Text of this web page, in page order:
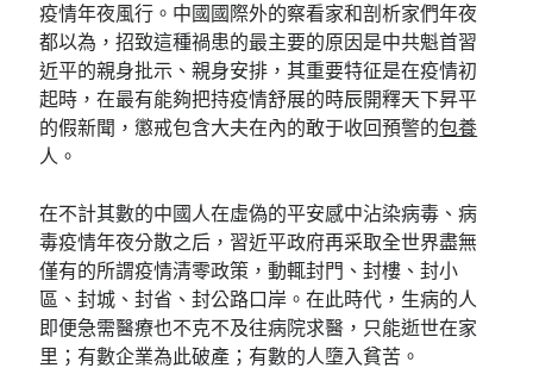
疫情年夜風行。中國國際外的察看家和剖析家們年夜
都以為，招致這種禍患的最主要的原因是中共魁首習
近平的親身批示、親身安排，其重要特征是在疫情初
起時，在最有能夠把持疫情舒展的時辰開釋天下昇平
的假新聞，懲戒包含大夫在內的敢于收回預警的包養
人。
在不計其數的中國人在虛偽的平安感中沾染病毒、病
毒疫情年夜分散之后，習近平政府再采取全世界盡無
僅有的所謂疫情清零政策，動輒封門、封樓、封小
區、封城、封省、封公路口岸。在此時代，生病的人
即便急需醫療也不克不及往病院求醫，只能逝世在家
里；有數企業為此破產；有數的人墮入貧苦。